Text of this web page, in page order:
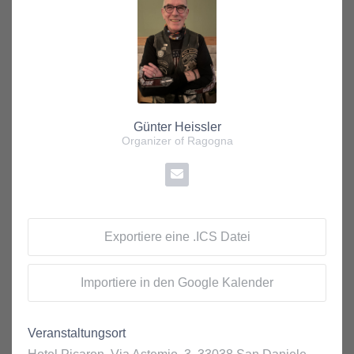
Günter Heissler
Organizer of Ragogna
Exportiere eine .ICS Datei
Importiere in den Google Kalender
Veranstaltungsort